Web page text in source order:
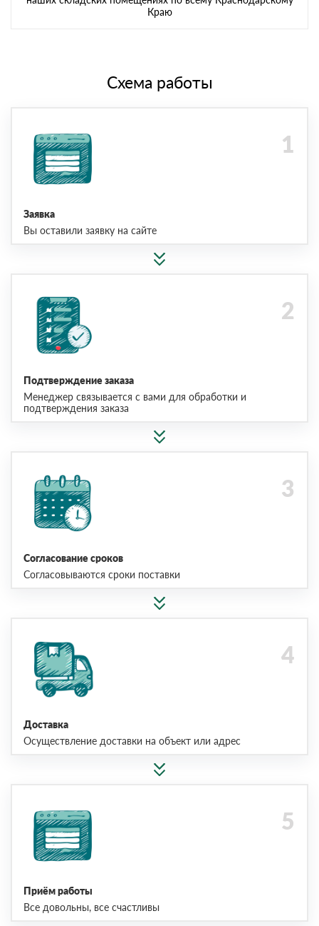
Краю
Схема работы
Заявка
Вы оставили заявку на сайте
Подтверждение заказа
Менеджер связывается с вами для обработки и
подтверждения заказа
Согласование сроков
Согласовываются сроки поставки
Доставка
Осуществление доставки на объект или адрес
Приём работы
Все довольны, все счастливы